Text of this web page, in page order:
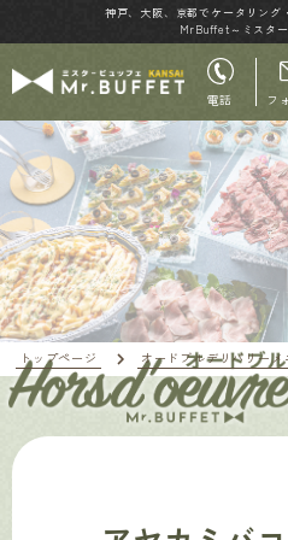
神戸、大阪、京都でケータリング
MrBuffet～ミスタ
電話 フ
トップページ オードブルデリバリーメ